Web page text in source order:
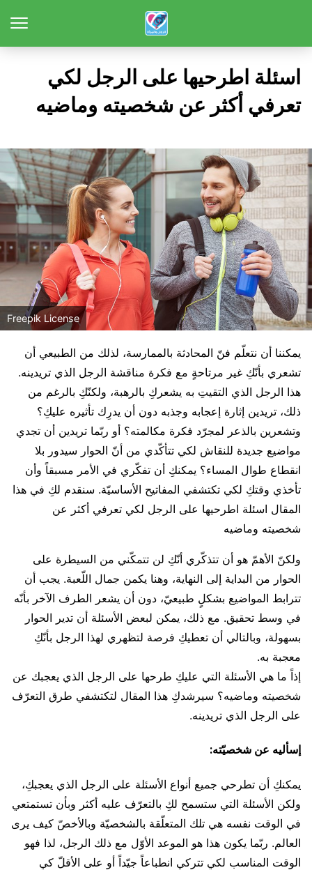
اسئلة اطرحيها على الرجل لكي
تعرفي أكثر عن شخصيته وماضيه
Freepik License
يمكننا أن نتعلّم فنّ المحادثة بالممارسة، لذلك من الطبيعي أن
تشعري بأنّكِ غير مرتاحةٍ مع فكرة مناقشة الرجل الذي تريدينه.
هذا الرجل الذي التقيتِ به يشعركِ بالرهبة، ولكنّكِ بالرغم من
ذلك، تريدين إثارة إعجابه وجذبه دون أن يدرِك تأثيره عليكِ؟
وتشعرين بالذعر لمجرّد فكرة مكالمته؟ أو ربّما تريدين أن تجدي
مواضيع جديدة للنقاش لكي تتأكّدي من أنّ الحوار سيدور بلا
انقطاع طوال المساء؟ يمكنكِ أن تفكّري في الأمر مسبقاً وأن
تأخذي وقتكِ لكي تكتشفي المفاتيح الأساسيّة. سنقدم لكِ في هذا
المقال اسئلة اطرحيها على الرجل لكي تعرفي أكثر عن
شخصيته وماضيه
ولكنّ الأهمّ هو أن تتذكّري أنّكِ لن تتمكّني من السيطرة على
الحوار من البداية إلى النهاية، وهنا يكمن جمال اللّعبة. يجب أن
تترابط المواضيع بشكلٍ طبيعيّ، دون أن يشعر الطرف الآخر بأنّه
في وسط تحقيق. مع ذلك، يمكن لبعض الأسئلة أن تدير الحوار
بسهولة، وبالتالي أن تعطيكِ فرصة لتظهري لهذا الرجل بأنّكِ
معجبة به.
إذاً ما هي الأسئلة التي عليكِ طرحها على الرجل الذي يعجبك عن
شخصيته وماضيه؟ سيرشدكِ هذا المقال لتكتشفي طرق التعرّف
على الرجل الذي تريدينه.
إسأليه عن شخصيّته:
يمكنكِ أن تطرحي جميع أنواع الأسئلة على الرجل الذي يعجبكِ،
ولكن الأسئلة التي ستسمح لكِ بالتعرّف عليه أكثر وبأن تستمتعي
في الوقت نفسه هي تلك المتعلّقة بالشخصيّة وبالأخصّ كيف يرى
العالم. ربّما يكون هذا هو الموعد الأوّل مع ذلك الرجل، لذا فهو
الوقت المناسب لكي تتركي انطباعاً جيّداً أو على الأقلّ كي